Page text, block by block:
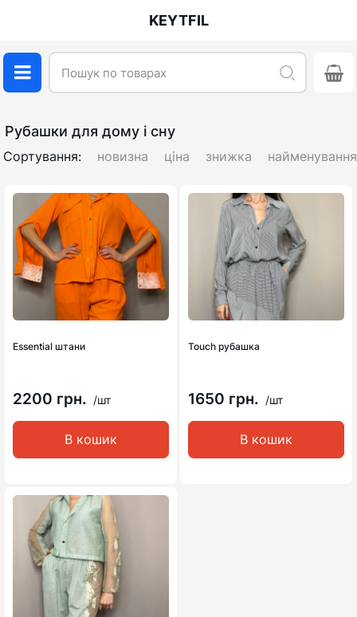
KEYTFIL
Рубашки для дому і сну
Сортування: новизна ціна знижка найменування
Essential штани
2200 грн. /шт
В кошик
Touch рубашка
1650 грн. /шт
В кошик